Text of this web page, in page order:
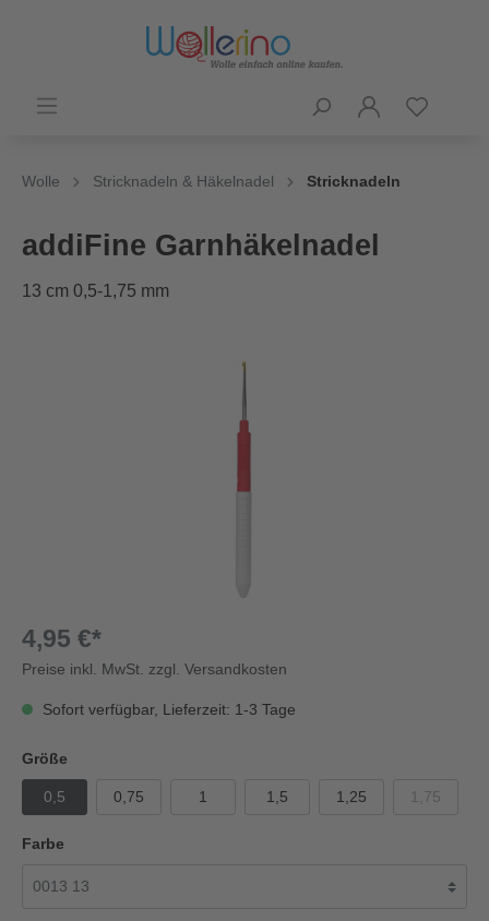
Wolle Stricknadeln & Häkelnadel Stricknadeln
addiFine Garnhäkelnadel
13 cm 0,5-1,75 mm
4,95 €*
Preise inkl. MwSt. zzgl. Versandkosten
Sofort verfügbar, Lieferzeit: 1-3 Tage
Größe
0,5 0,75 1 1,5 1,25 1,75
Farbe